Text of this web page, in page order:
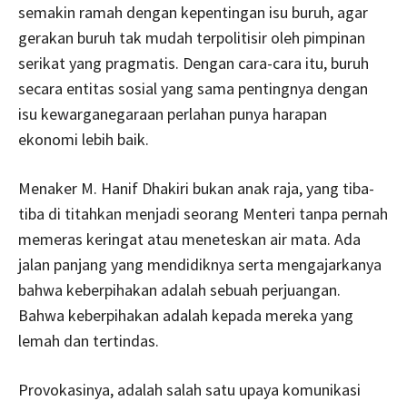
semakin ramah dengan kepentingan isu buruh, agar
gerakan buruh tak mudah terpolitisir oleh pimpinan
serikat yang pragmatis. Dengan cara-cara itu, buruh
secara entitas sosial yang sama pentingnya dengan
isu kewarganegaraan perlahan punya harapan
ekonomi lebih baik.
Menaker M. Hanif Dhakiri bukan anak raja, yang tiba-
tiba di titahkan menjadi seorang Menteri tanpa pernah
memeras keringat atau meneteskan air mata. Ada
jalan panjang yang mendidiknya serta mengajarkanya
bahwa keberpihakan adalah sebuah perjuangan.
Bahwa keberpihakan adalah kepada mereka yang
lemah dan tertindas.
Provokasinya, adalah salah satu upaya komunikasi